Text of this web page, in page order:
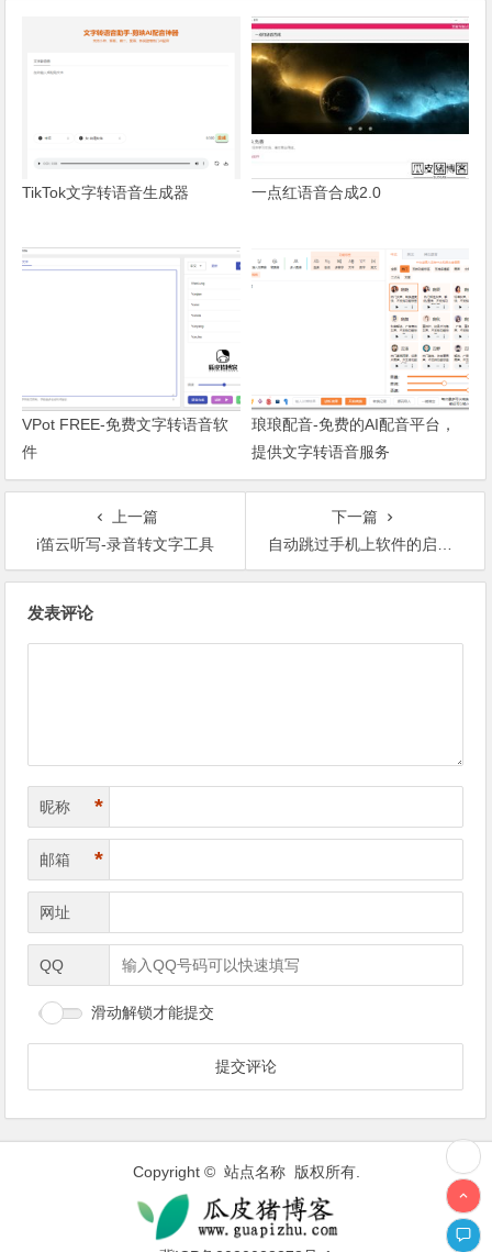
TikTok文字转语音生成器 一点红语音合成2.0
VPot FREE-免费文字转语音软
件
琅琅配音-免费的AI配音平台，
提供文字转语音服务
上一篇
i笛云听写-录音转文字工具
下一篇
自动跳过手机上软件的启动广告-李跳跳
发表评论
昵称 *
邮箱 *
网址
QQ
滑动解锁才能提交
Copyright © 站点名称 版权所有.